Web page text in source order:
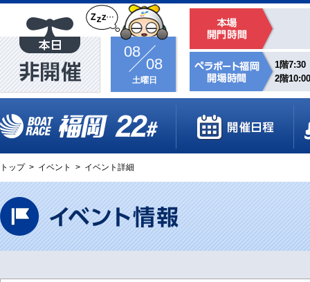
08
08
土曜日
1階7:30
2階10:00
トップ > イベント > イベント詳細